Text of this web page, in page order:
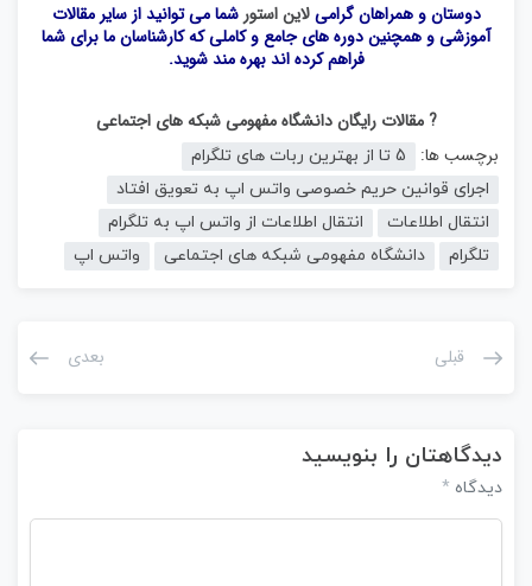
دوستان و همراهان گرامیلاین استور شما می توانید از سایر مقالات
آموزشی و همچنین دوره های جامع و کاملی که کارشناسان ما برای شما
فراهم کرده اند بهره مند شوید.
? مقالات رایگان دانشگاه مفهومی شبکه های اجتماعی
برچسب ها:
5 تا از بهترین ربات های تلگرام
اجرای قوانین حریم خصوصی واتس اپ به تعویق افتاد
انتقال اطلاعات
انتقال اطلاعات از واتس اپ به تلگرام
تلگرام
دانشگاه مفهومی شبکه های اجتماعی واتس اپ
قبلی بعدی
دیدگاهتان را بنویسید
دیدگاه *